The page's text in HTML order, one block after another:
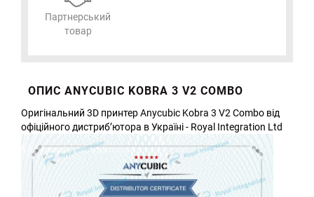
Партнерський
товар
ОПИС ANYCUBIC KOBRA 3 V2 COMBO
Оригінальний 3D принтер Anycubic Kobra 3 V2 Combo від
офіційного дистриб’ютора в Україні - Royal Integration Ltd